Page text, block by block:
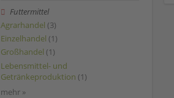
Futtermittel
Agrarhandel (3)
Einzelhandel (1)
Großhandel (1)
Lebensmittel- und
Getränkeproduktion (1)
mehr »